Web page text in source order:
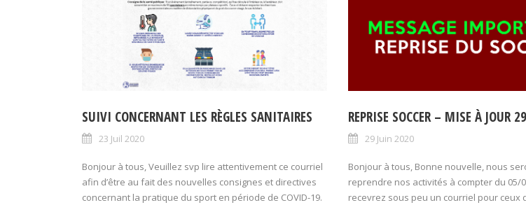
SUIVI CONCERNANT LES RÈGLES SANITAIRES
23 Juil 2020
Bonjour à tous, Veuillez svp lire attentivement ce courriel
afin d’être au fait des nouvelles consignes et directives
concernant la pratique du sport en période de COVID-19.
REPRISE SOCCER – MISE À JOUR
29 Juin 2020
Bonjour à tous, Bonne nouvelle, nous
reprendre nos activités à compter du 05/
recevrez sous peu un courriel pour ceux